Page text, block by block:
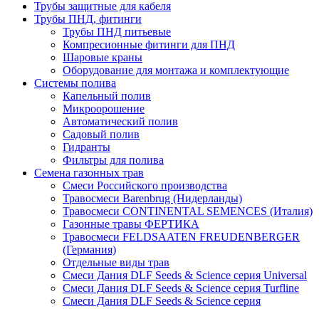
Трубы защитные для кабеля
Трубы ПНД, фитинги
Трубы ПНД питьевые
Компресионные фитинги для ПНД
Шаровые краны
Оборудование для монтажа и комплектующие
Системы полива
Капельный полив
Микроорошение
Автоматический полив
Садовый полив
Гидранты
Фильтры для полива
Семена газонных трав
Смеси Российского производства
Травосмеси Barenbrug (Нидерланды)
Травосмеси CONTINENTAL SEMENCES (Италия)
Газонные травы ФЕРТИКА
Травосмеси FELDSAATEN FREUDENBERGER
(Германия)
Отдельные виды трав
Смеси Дания DLF Seeds & Sciеnce серия Universal
Смеси Дания DLF Seeds & Sciеnce серия Turfline
Смеси Дания DLF Seeds & Sciеnce серия